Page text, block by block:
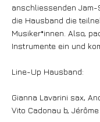
anschliessenden
die Hausband die
Musiker*innen. Also,
Instrumente ein und
Line-Up Hausband:
Gianna Lavarini sax,
Vito Cadonau b,